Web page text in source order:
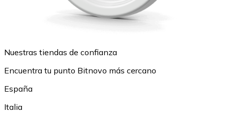
Nuestras tiendas de confianza
Encuentra tu punto Bitnovo más cercano
España
Italia